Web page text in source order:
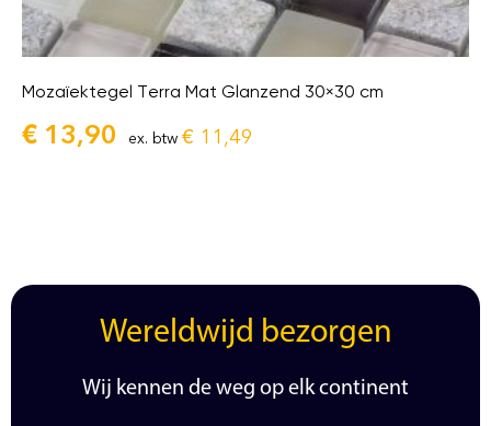
Mozaïektegel Terra Mat Glanzend 30×30 cm
€ 13,90 ex. btw € 11,49
Wereldwijd bezorgen
Wij kennen de weg op elk continent